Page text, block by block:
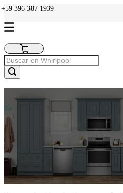
396 387 1939